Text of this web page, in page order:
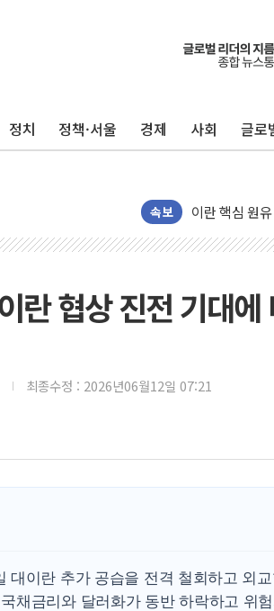
정치 정책·서울 경제 사회 글로
속보
트럼프, 쿡 연
유럽증시,
[종합] 이슬람
트럼프, 백신
이란 핵심 원
[AI MY 뉴스]
[종합] 美 7월
보훈부, 미
트럼프 "금
특정 정치인
李 대통령, '6
란 협상 진전 기대에
최종수정 : 2026년06월12일 07:21
대이란 추가 공습을 전격 철회하고 외
채금리와 달러화가 동반 하락하고 위